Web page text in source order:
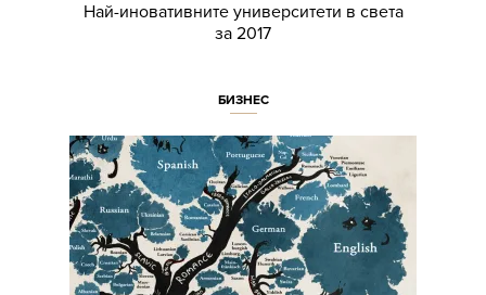
Най-иновативните университети в света
за 2017
БИЗНЕС